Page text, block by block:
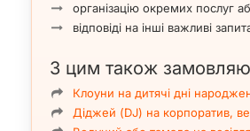
організацію окремих послуг
відповіді на інші важливі
З цим також
Клоуни на дитячі дні
Діджей (DJ) на корпоратив,